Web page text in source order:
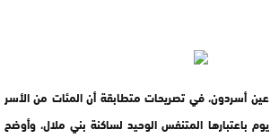
عين أسردون، في تصريحات متطابقة أن المئات من الأسر
باعتبارها المتنفس الوحيد لساكنة بني ملال، وأوضح